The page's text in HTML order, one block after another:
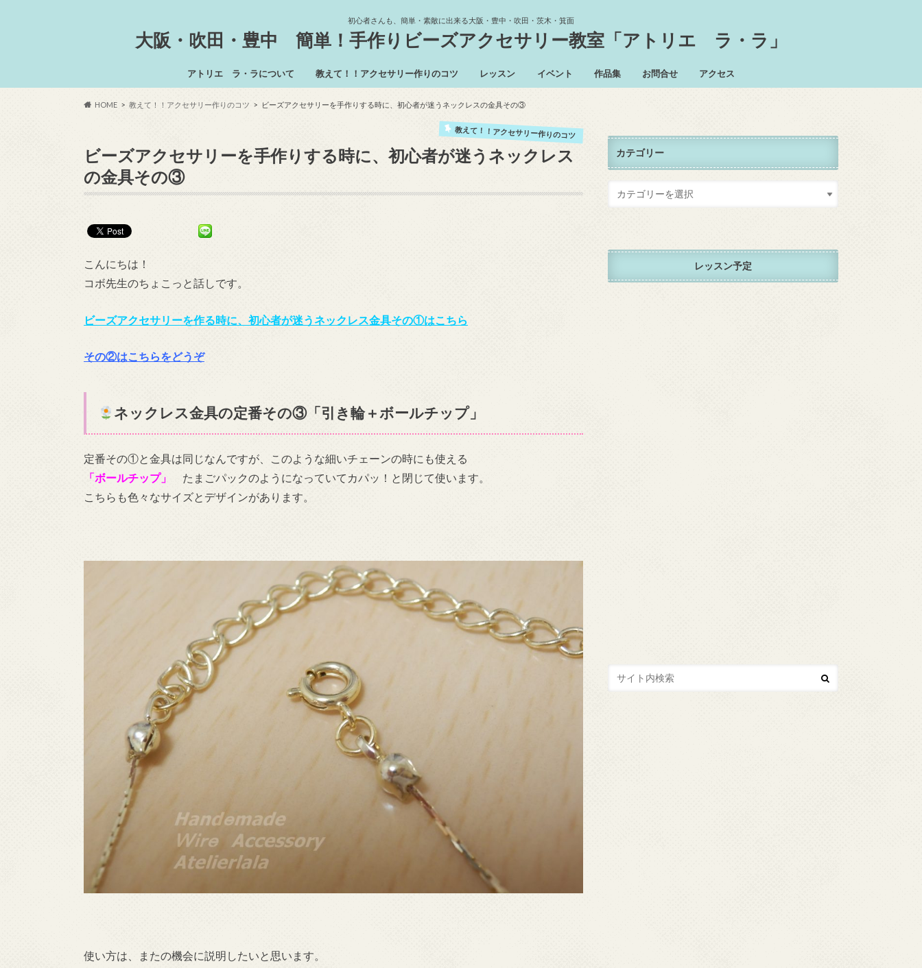
初心者さんも、簡単・素敵に出来る大阪・豊中・吹田・茨木・箕面
大阪・吹田・豊中 簡単！手作りビーズアクセサリー教室「アトリエ ラ・ラ」
アトリエ ラ・ラについて 教えて！！アクセサリー作りのコツ レッスン イベント 作品集 お問合せ アクセス
HOME 教えて！！アクセサリー作りのコツ ビーズアクセサリーを手作りする時に、初心者が迷うネックレスの金具その③
教えて！！アクセサリー作りのコツ
ビーズアクセサリーを手作りする時に、初心者が迷うネックレス
の金具その③
こんにちは！
コボ先生のちょこっと話しです。
ビーズアクセサリーを作る時に、初心者が迷うネックレス金具その①はこちら
その②はこちらをどうぞ
ネックレス金具の定番その③「引き輪＋ボールチップ」
定番その①と金具は同じなんですが、このような細いチェーンの時にも使える
「ボールチップ」 たまごパックのようになっていてカパッ！と閉じて使います。
こちらも色々なサイズとデザインがあります。
使い方は、またの機会に説明したいと思います。
カテゴリー
レッスン予定